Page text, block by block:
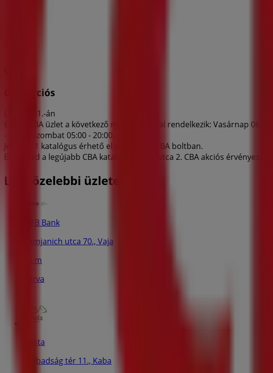
CBA akciós
Lejár 8. 31.-án
Ez a(z) CBA üzlet a következő nyitvatartással rendelkezik: Vasárnap
- 20:00, Szombat 05:00 - 20:00.
Jelenleg 1 katalógus érhető el ebben a(z) CBA boltban.
Böngészd a legújabb CBA katalógust Piac utca 2. CBA akciós érvényes:
Legközelebbi üzletek
MFB Bank
damjanich utca 70., Vaja
26 m
Zárva
Posta
Szabadság tér 11., Kaba